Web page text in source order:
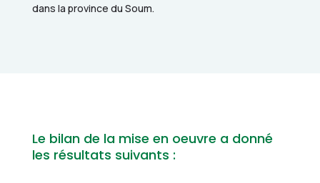
dans la province du Soum.
Le bilan de la mise en oeuvre a donné
les résultats suivants :